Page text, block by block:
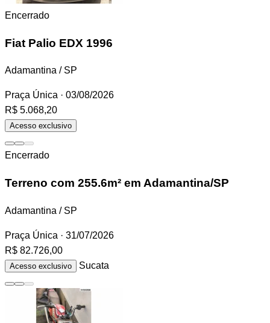
Encerrado
Fiat Palio EDX 1996
Adamantina / SP
Praça Única · 03/08/2026
R$ 5.068,20
Acesso exclusivo
Encerrado
Terreno com 255.6m² em Adamantina/SP
Adamantina / SP
Praça Única · 31/07/2026
R$ 82.726,00
Acesso exclusivo Sucata